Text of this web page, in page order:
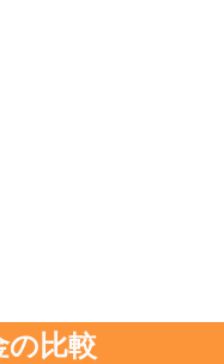
の比較